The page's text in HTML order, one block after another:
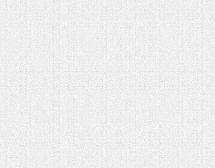
هفت باغ مهربانی